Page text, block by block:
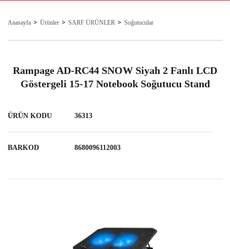
Anasayfa Ürünler SARF ÜRÜNLER Soğutucular
Rampage AD-RC44 SNOW Siyah 2 Fanlı LCD
Göstergeli 15-17 Notebook Soğutucu Stand
ÜRÜN KODU 36313
BARKOD 8680096112003